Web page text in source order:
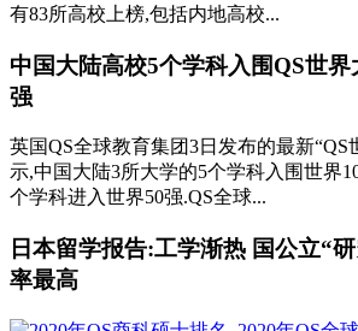
有83所高校上榜,包括内地高校...
中国大陆高校5个学科入围QS世
强
英国QS全球教育集团3日发布的最新“QS
示,中国大陆3所大学的5个学科入围世界
个学科进入世界50强.QS全球...
日本留学报告:工学渐热 国公立“
率最高